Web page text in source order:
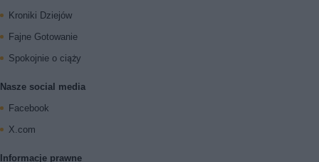
Kroniki Dziejów
Fajne Gotowanie
Spokojnie o ciąży
Nasze social media
Facebook
X.com
Informacje prawne